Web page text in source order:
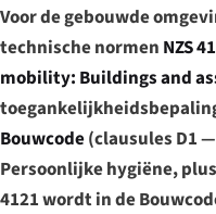
Voor de gebouwde
technische normen NZS
mobility: Buildings and
Bouwcode(clausules D1
Persoonlijke hygiëne,
4121 wordt in de